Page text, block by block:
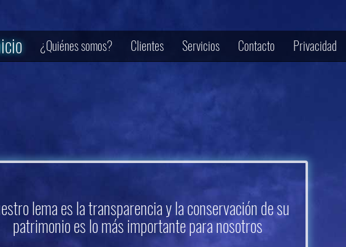
¿Quiénes somos? Clientes Servicios Contacto Privacidad
lema es la transparencia y la conservación de su
patrimonio es lo más importante para nosotros